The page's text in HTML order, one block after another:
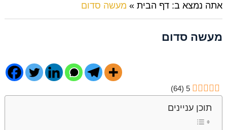
אתה נמצא ב: דף הבית» מעשה סדום
מעשה סדום
5
(
64
)
תוכן עניינים